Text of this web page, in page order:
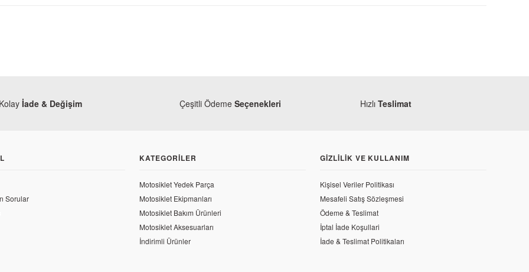
Bajaj Pulsar 200 RS Ön Dişli Keçesi 25*37*6
Kolay İade & Değişim Çeşitli Ödeme Seçenekleri Hızlı Teslimat
Sorular
KATEGORILER
Motosiklet Yedek Parça
Motosiklet Ekipmanları
Motosiklet Bakım Ürünleri
Motosiklet Aksesuarları
İndirimli Ürünler
GIZLILIK VE KULLANIM
Kişisel Veriler Politikası
Mesafeli Satış Sözleşmesi
Ödeme & Teslimat
İptal İade Koşullari
İade & Teslimat Politikaları